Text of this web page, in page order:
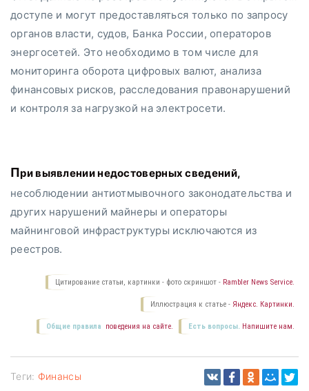
доступе и могут предоставляться только по запросу
органов власти, судов, Банка России, операторов
энергосетей. Это необходимо в том числе для
мониторинга оборота цифровых валют, анализа
финансовых рисков, расследования правонарушений
и контроля за нагрузкой на электросети.
При выявлении недостоверных сведений,
несоблюдении антиотмывочного законодательства и
других нарушений майнеры и операторы
майнинговой инфраструктуры исключаются из
реестров.
Цитирование статьи, картинки - фото скриншот - Rambler News Service.
Иллюстрация к статье - Яндекс. Картинки.
Есть вопросы. Напишите нам.
Общие правила поведения на сайте.
Теги: Финансы